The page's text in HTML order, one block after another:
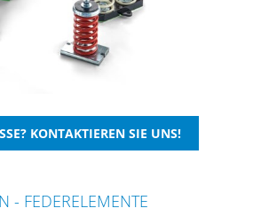
- FEDERELEMENTE